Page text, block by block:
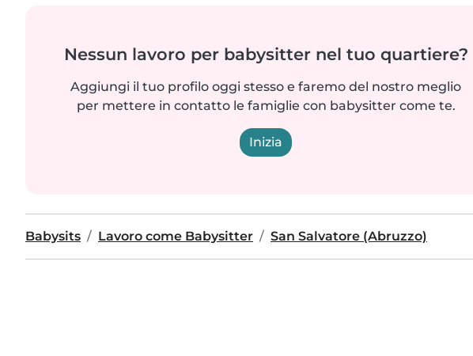
Nessun lavoro per babysitter nel tuo quartiere?
Aggiungi il tuo profilo oggi stesso e faremo del nostro meglio
per mettere in contatto le famiglie con babysitter come te.
Inizia
Babysits Lavoro come Babysitter San Salvatore (Abruzzo)